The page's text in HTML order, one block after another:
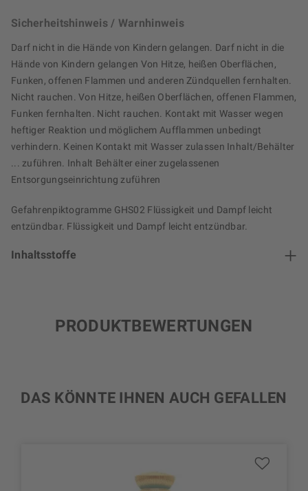
Sicherheitshinweis / Warnhinweis
Darf nicht in die Hände von Kindern gelangen. Darf nicht in die
Hände von Kindern gelangen Von Hitze, heißen Oberflächen,
Funken, offenen Flammen und anderen Zündquellen fernhalten.
Nicht rauchen. Von Hitze, heißen Oberflächen, offenen Flammen,
Funken fernhalten. Nicht rauchen. Kontakt mit Wasser wegen
heftiger Reaktion und möglichem Aufflammen unbedingt
verhindern. Keinen Kontakt mit Wasser zulassen Inhalt/Behälter
... zuführen. Inhalt Behälter einer zugelassenen
Entsorgungseinrichtung zuführen
Gefahrenpiktogramme GHS02 Flüssigkeit und Dampf leicht
entzündbar. Flüssigkeit und Dampf leicht entzündbar.
Inhaltsstoffe
PRODUKTBEWERTUNGEN
DAS KÖNNTE IHNEN AUCH GEFALLEN